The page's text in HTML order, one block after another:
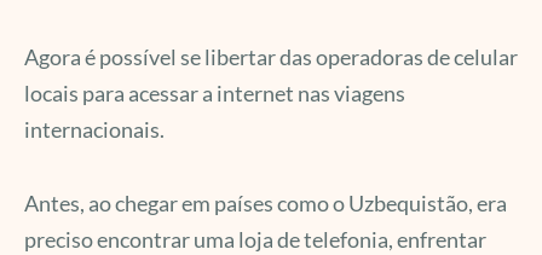
Agora é possível se libertar das operadoras de celular
locais para acessar a internet nas viagens
internacionais.
Antes, ao chegar em países como o Uzbequistão, era
preciso encontrar uma loja de telefonia, enfrentar